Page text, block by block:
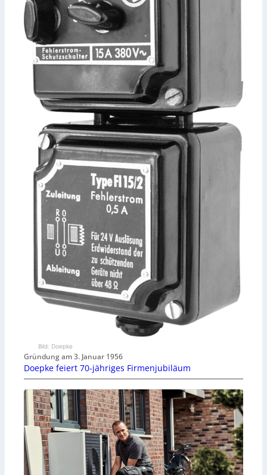
Bild: Doepke
Gründung am 3. Januar 1956
Doepke feiert 70-jähriges Firmenjubiläum